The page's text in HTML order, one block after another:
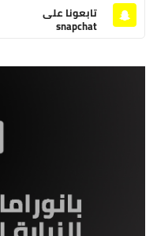
تابعونا على
snapchat